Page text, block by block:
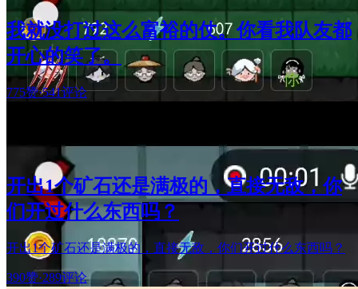
我就没打过这么富裕的仗。你看我队友都
开心的笑了。
775赞·541评论
开出1个矿石还是满极的，直接无敌，你
们开过什么东西吗？
开出1个矿石还是满极的，直接无敌，你们开过什么东西吗？
390赞·289评论